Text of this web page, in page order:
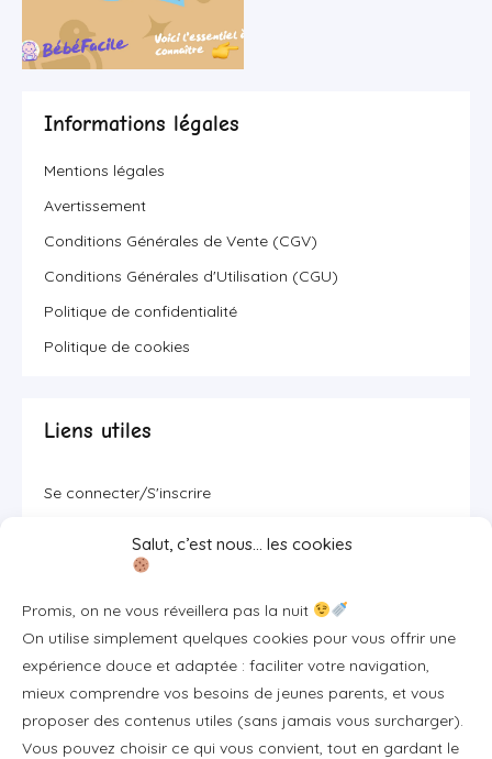
Salut, c’est nous… les cookies
Promis, on ne vous réveillera pas la nuit
On utilise simplement quelques cookies pour vous offrir une
expérience douce et adaptée : faciliter votre navigation,
mieux comprendre vos besoins de jeunes parents, et vous
proposer des contenus utiles (sans jamais vous surcharger).
Vous pouvez choisir ce qui vous convient, tout en gardant le
Informations légales
Mentions légales
Avertissement
Conditions Générales de Vente (CGV)
Conditions Générales d'Utilisation (CGU)
Politique de confidentialité
Politique de cookies
Liens utiles
Se connecter/S'inscrire
Plan du site
Tous les articles
Professionnels & partenariats